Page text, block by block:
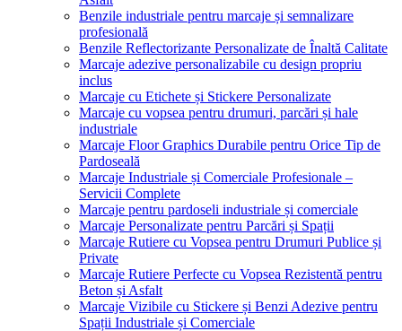
Benzile industriale pentru marcaje și semnalizare
profesională
Benzile Reflectorizante Personalizate de Înaltă Calitate
Marcaje adezive personalizabile cu design propriu
inclus
Marcaje cu Etichete și Stickere Personalizate
Marcaje cu vopsea pentru drumuri, parcări și hale
industriale
Marcaje Floor Graphics Durabile pentru Orice Tip de
Pardoseală
Marcaje Industriale și Comerciale Profesionale –
Servicii Complete
Marcaje pentru pardoseli industriale și comerciale
Marcaje Personalizate pentru Parcări și Spații
Marcaje Rutiere cu Vopsea pentru Drumuri Publice și
Private
Marcaje Rutiere Perfecte cu Vopsea Rezistentă pentru
Beton și Asfalt
Marcaje Vizibile cu Stickere și Benzi Adezive pentru
Spații Industriale și Comerciale